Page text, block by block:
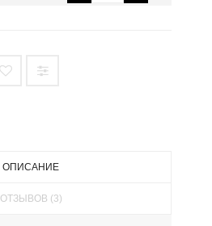
ОПИСАНИЕ
ОТЗЫВОВ (3)